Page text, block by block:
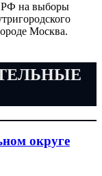
на выборы
Москва.
округе